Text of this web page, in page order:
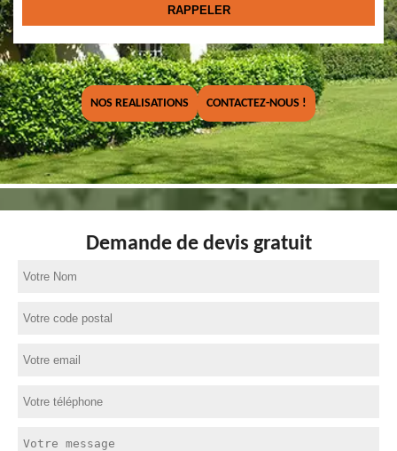
NOS REALISATIONS CONTACTEZ-NOUS !
Demande de devis gratuit